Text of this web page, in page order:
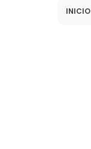
INICIO